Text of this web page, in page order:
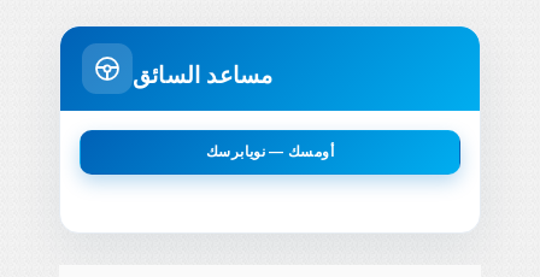
مساعد السائق
أومسك — نويابرسك